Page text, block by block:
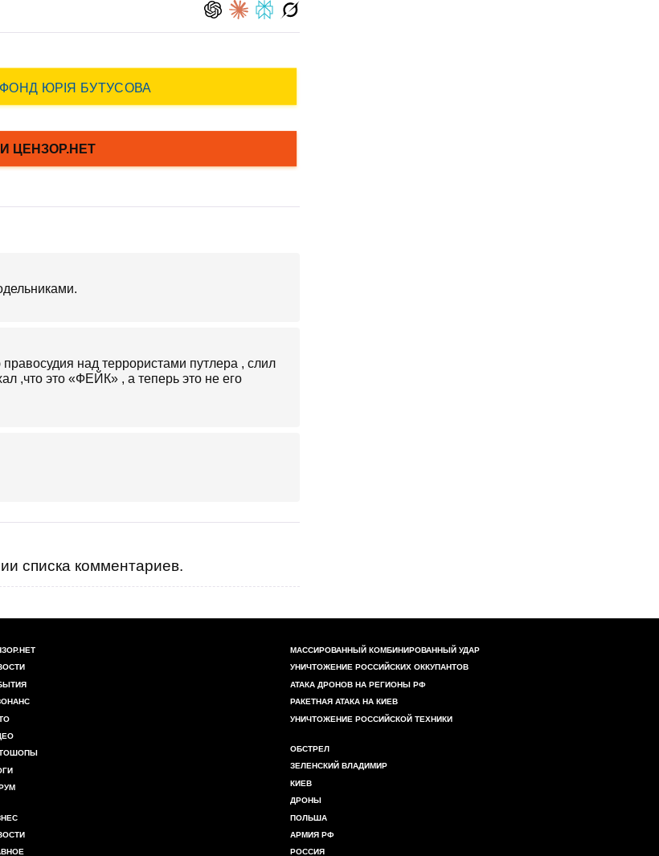
над террористами путлера , слил
,что это «ФЕЙК» , а теперь это не его
списка комментариев.
МАССИРОВАННЫЙ КОМБИНИРОВАННЫЙ УДАР
УНИЧТОЖЕНИЕ РОССИЙСКИХ ОККУПАНТОВ
АТАКА ДРОНОВ НА РЕГИОНЫ РФ
РАКЕТНАЯ АТАКА НА КИЕВ
УНИЧТОЖЕНИЕ РОССИЙСКОЙ ТЕХНИКИ
ОБСТРЕЛ
ЗЕЛЕНСКИЙ ВЛАДИМИР
КИЕВ
ДРОНЫ
ПОЛЬША
АРМИЯ РФ
РОССИЯ